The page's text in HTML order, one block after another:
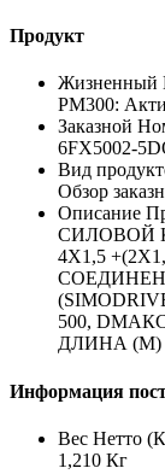
Продукт
Жизненный
PM300:
Заказной
6FX5002-
Вид
Обзор
Описание
СИЛОВОЙ
4X1,5
500,
ДЛИНА (М)
Информация
Вес Нетто
1,210 Кг